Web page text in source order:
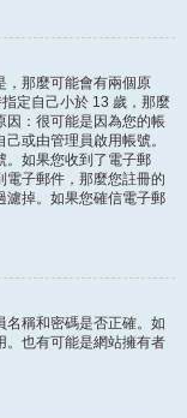
，那麼可能會有兩個原
定自己小於 13 歲，那麼
因：很可能是因為您的帳
或由管理員啟用帳號。
。如果您收到了電子郵
電子郵件，那麼您註冊的
濾掉。如果您確信電子郵
名稱和密碼是否正確。如
。也有可能是網站擁有者